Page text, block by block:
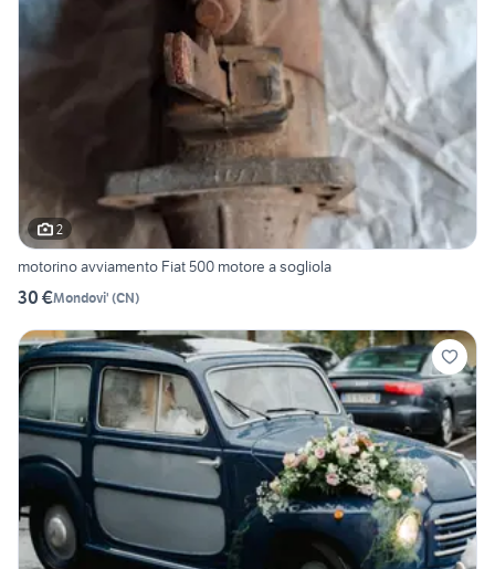
2
motorino avviamento Fiat 500 motore a sogliola
30 €Mondovi' (CN)